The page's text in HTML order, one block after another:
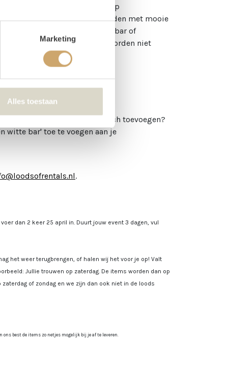
Marketing
Alles toestaan
blad! Deze bar kun je op
Dan kun je de bar aankleden met mooie
worden als toffe cocktailbar of
die je op de foto ziet, worden niet
aan de bar een personal touch toevoegen?
witte bar' toe te voegen aan je
.
dan 2 keer 25 april in. Duurt jouw event 3 dagen, vul
het weer terugbrengen, of halen wij het voor je op! Valt
Jullie trouwen op zaterdag. De items worden dan op
of zondag en we zijn dan ook niet in de loods
best de items zo netjes mogelijk bij je af te leveren.